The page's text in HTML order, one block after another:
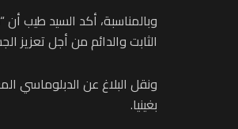
وبالمناسبة، أكد السيد طيب
الثابت والدائم من أجل تعزيز
ونقل البلاغ عن الدبلوماسي
بغينيا.